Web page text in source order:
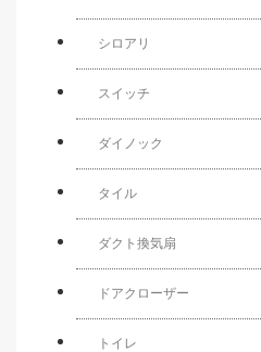
シロアリ
スイッチ
ダイノック
タイル
ダクト換気扇
ドアクローザー
トイレ